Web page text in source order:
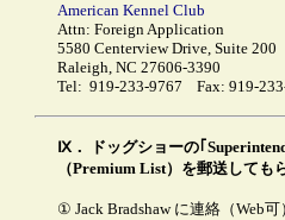
American Kennel Club
Attn: Foreign Application
5580 Centerview Drive, Suite 200
Raleigh, NC 27606-3390
Tel: 919-233-9767 Fax: 919-
Ⅸ． ドッグショーの｢
（Premium List）を郵送しても
① Jack Bradshaw に連絡（Web